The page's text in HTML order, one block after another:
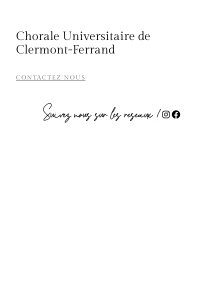
Chorale Universitaire de
Clermont-Ferrand
CONTACTEZ NOUS
Suivez nous sur les réseaux !https://www.instagram.com/chorale_u/ https://www.facebook.com/ChoraleUniversitaire